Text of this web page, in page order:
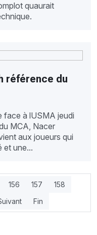
quaurait
référence du
à lUSMA jeudi
MCA, Nacer
et une...
156 157
158
Fin